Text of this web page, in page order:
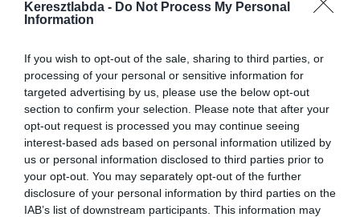
Keresztlabda - Do Not Process My Personal
Information
If you wish to opt-out of the sale, sharing to third parties, or
processing of your personal or sensitive information for
targeted advertising by us, please use the below opt-out
section to confirm your selection. Please note that after your
opt-out request is processed you may continue seeing
interest-based ads based on personal information utilized by
us or personal information disclosed to third parties prior to
your opt-out. You may separately opt-out of the further
disclosure of your personal information by third parties on the
IAB’s list of downstream participants. This information may
említi, hogy a vádló állapodott-e meg a világsztárral.
kényszerítette. 2010-ben még bíróságon kívül megegyeztek, amiért
375 ezer Dollárt kapott a hallgatásért. Ennek ellenére évekkel
később nyilvánosság elé állt és a Nevadai ügyészség újranyitotta az
Habár Ronaldo mindvégig tagadta a történteket, a rendőrség DNS-
mintavételre kötelezte. A botrány hozadékaként az EA Sports
lecserélte a FIFA 19 reklámarcaként és a Juventus részvényei is
15%-ot zuhantak.